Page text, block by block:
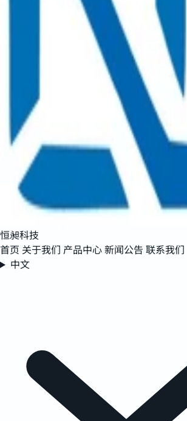
恒昶科技
首页 关于我们 产品中心新闻公告 联系我们
中文